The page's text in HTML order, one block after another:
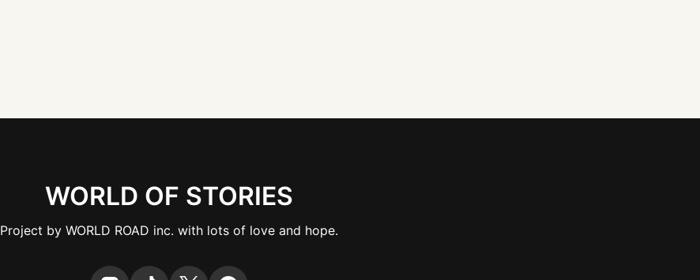
WORLD OF STORIES
Project by WORLD ROAD inc. with lots of love and hope.